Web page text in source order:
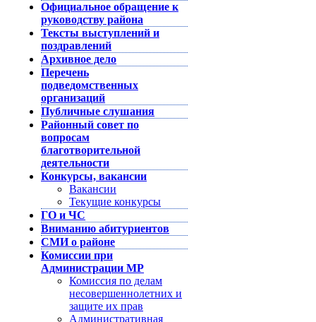
Официальное обращение к
руководству района
Тексты выступлений и
поздравлений
Архивное дело
Перечень
подведомственных
организаций
Публичные слушания
Районный совет по
вопросам
благотворительной
деятельности
Конкурсы, вакансии
Вакансии
Текущие конкурсы
ГО и ЧС
Вниманию абитуриентов
СМИ о районе
Комиссии при
Администрации МР
Комиссия по делам
несовершеннолетних и
защите их прав
Административная